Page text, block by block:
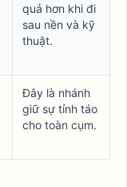
quả hơn khi đi
sau nền và kỹ
thuật.
Đây là nhánh
giữ sự tỉnh táo
cho toàn cụm.